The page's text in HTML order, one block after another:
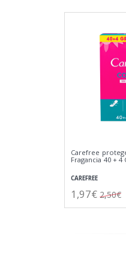
Carefree
Fragancia 40 + 4
CAREFREE
1,97€ 2,50€